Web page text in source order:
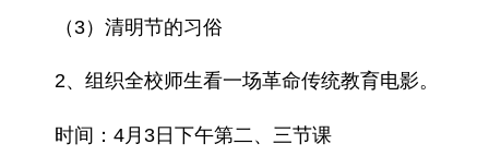
（3）清明节的习俗
2、组织全校师生看一场革命传统教育电影。
时间：4月3日下午第二、三节课